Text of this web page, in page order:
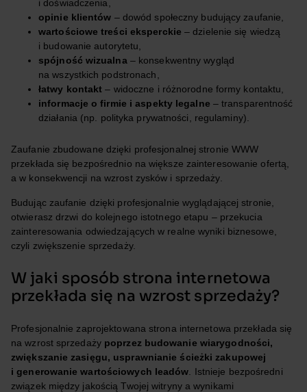
i doświadczenia,
opinie klientów – dowód społeczny budujący zaufanie,
wartościowe treści eksperckie – dzielenie się wiedzą
i budowanie autorytetu,
spójność wizualna – konsekwentny wygląd
na wszystkich podstronach,
łatwy kontakt – widoczne i różnorodne formy kontaktu,
informacje o firmie i aspekty legalne – transparentność
działania (np. polityka prywatności, regulaminy).
Zaufanie zbudowane dzięki profesjonalnej stronie WWW
przekłada się bezpośrednio na większe zainteresowanie ofertą,
a w konsekwencji na wzrost zysków i sprzedaży.
Budując zaufanie dzięki profesjonalnie wyglądającej stronie,
otwierasz drzwi do kolejnego istotnego etapu – przekucia
zainteresowania odwiedzających w realne wyniki biznesowe,
czyli zwiększenie sprzedaży.
W jaki sposób strona internetowa
przekłada się na wzrost sprzedaży?
Profesjonalnie zaprojektowana strona internetowa przekłada się
na wzrost sprzedaży poprzez budowanie wiarygodności,
zwiększanie zasięgu, usprawnianie ścieżki zakupowej
i generowanie wartościowych leadów . Istnieje bezpośredni
związek między jakością Twojej witryny a wynikami